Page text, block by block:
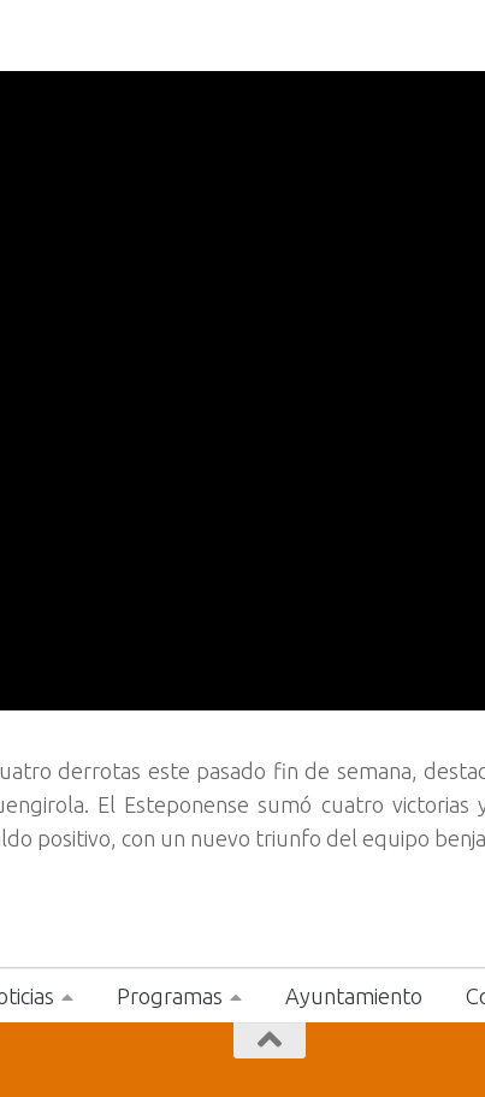
derrotas este pasado fin de semana,
El Esteponense sumó cuatro victorias
positivo, con un nuevo triunfo del equipo
Programas Ayuntamiento